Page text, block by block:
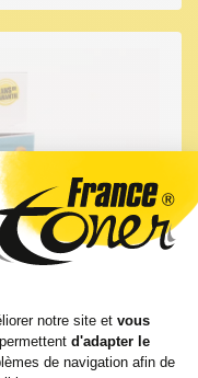
EPSON